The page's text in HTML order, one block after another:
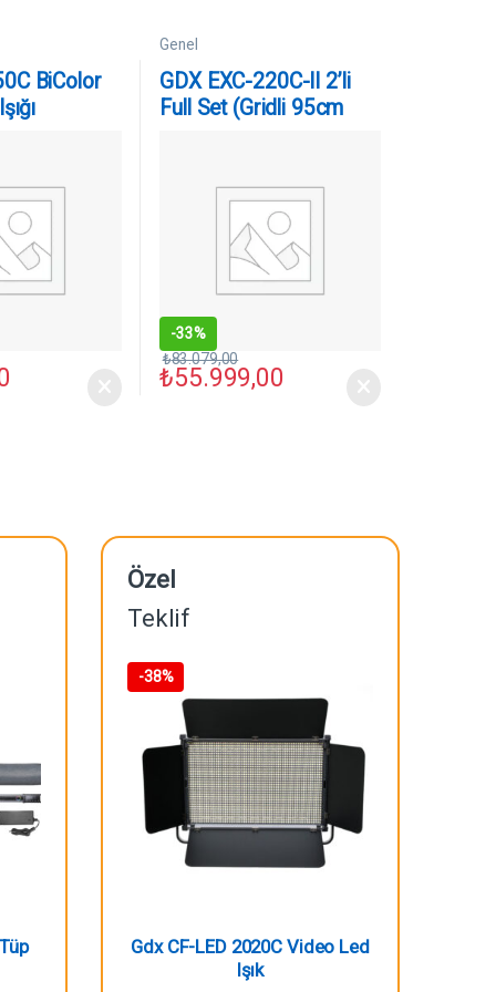
BiColor
Genel
GDX EXC-220C-II 2’li
Full Set (Gridli 95cm
-33%
₺55.999,00
₺83.079,00
Özel
Teklif
-38%
Gdx CF-LED 2020C Video Led
Işık